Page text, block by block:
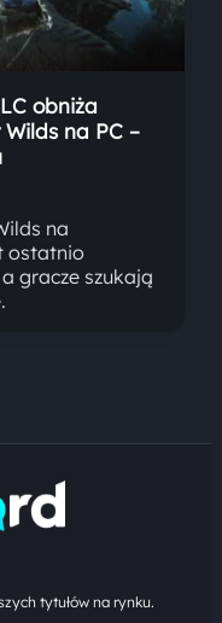
obniża
na PC –
na
ostatnio
gracze szukają
tytułów na rynku.